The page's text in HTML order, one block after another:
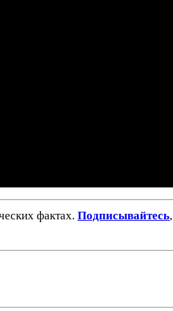
фактах. Подписывайтесь,